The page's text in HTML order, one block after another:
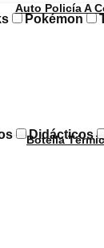
Pokémon
Didácticos
Auto Policía A
Botella